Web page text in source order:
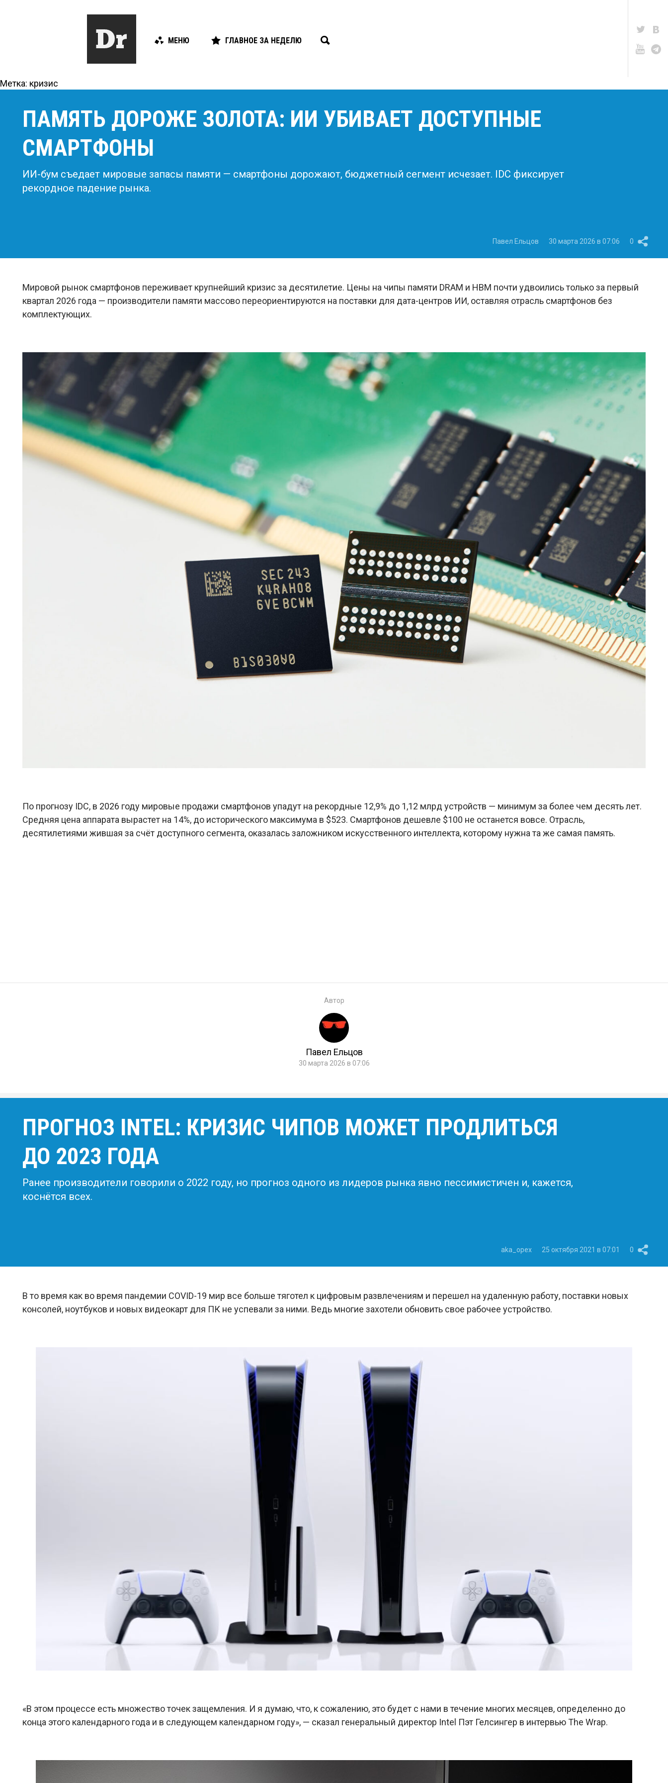
МЕНЮ ГЛАВНОЕ ЗА НЕДЕЛЮ
Метка: кризис
ПАМЯТЬ ДОРОЖЕ ЗОЛОТА: ИИ УБИВАЕТ ДОСТУПНЫЕ
СМАРТФОНЫ
ИИ-бум съедает мировые запасы памяти — смартфоны дорожают, бюджетный сегмент исчезает. IDC фиксирует
рекордное падение рынка.
Павел Ельцов 30 марта 2026 в 07:06 0
Мировой рынок смартфонов переживает крупнейший кризис за десятилетие. Цены на чипы памяти DRAM и HBM почти удвоились только за первый
квартал 2026 года — производители памяти массово переориентируются на поставки для дата-центров ИИ, оставляя отрасль смартфонов без
комплектующих.
По прогнозу IDC, в 2026 году мировые продажи смартфонов упадут на рекордные 12,9% до 1,12 млрд устройств — минимум за более чем десять лет.
Средняя цена аппарата вырастет на 14%, до исторического максимума в $523. Смартфонов дешевле $100 не останется вовсе. Отрасль,
десятилетиями жившая за счёт доступного сегмента, оказалась заложником искусственного интеллекта, которому нужна та же самая память.
Автор
Павел Ельцов
30 марта 2026 в 07:06
ПРОГНОЗ INTEL: КРИЗИС ЧИПОВ МОЖЕТ ПРОДЛИТЬСЯ
ДО 2023 ГОДА
Ранее производители говорили о 2022 году, но прогноз одного из лидеров рынка явно пессимистичен и, кажется,
коснётся всех.
aka_opex 25 октября 2021 в 07:01 0
В то время как во время пандемии COVID-19 мир все больше тяготел к цифровым развлечениям и перешел на удаленную работу, поставки новых
консолей, ноутбуков и новых видеокарт для ПК не успевали за ними. Ведь многие захотели обновить свое рабочее устройство.
«В этом процессе есть множество точек защемления. И я думаю, что, к сожалению, это будет с нами в течение многих месяцев, определенно до
конца этого календарного года и в следующем календарном году», — сказал генеральный директор Intel Пэт Гелсингер в интервью The Wrap.